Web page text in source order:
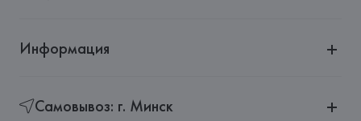
Информация
Самовывоз: г. Минск